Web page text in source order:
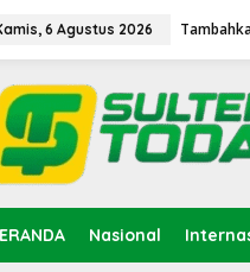
6 Agustus 2026
Nasional